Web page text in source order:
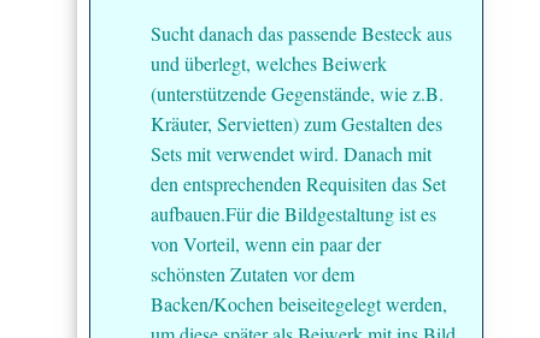
Sucht danach das passende Besteck aus
und überlegt, welches Beiwerk
(unterstützende Gegenstände, wie z.B.
Kräuter, Servietten) zum Gestalten des
Sets mit verwendet wird. Danach mit
den entsprechenden Requisiten das Set
aufbauen.Für die Bildgestaltung ist es
von Vorteil, wenn ein paar der
schönsten Zutaten vor dem
Backen/Kochen beiseitegelegt werden,